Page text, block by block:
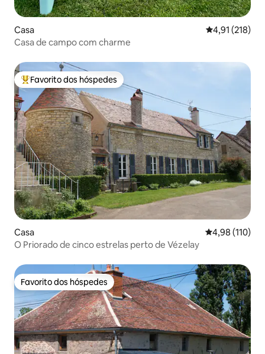
Casa Classificação
4,91 (218)
Casa de campo com charme
Favoritos dos hóspedes mais apreciados
Favorito dos hóspedes
Casa Classificação
4,98 (110)
O Priorado de cinco estrelas perto de Vézelay
Favorito dos hóspedes
Favorito dos hóspedes